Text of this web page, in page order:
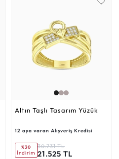
Altın Taşlı Tasarım Yüzük
12 aya varan Alışveriş Kredisi
%30
İndirim
30.731 TL
21.525 TL